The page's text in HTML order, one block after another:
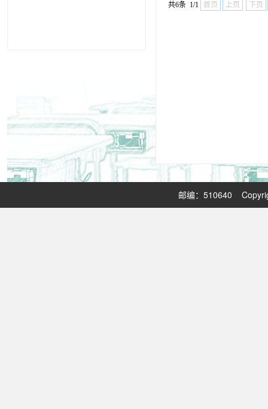
共6条 1/1 首页 上页 下页
邮编：510640